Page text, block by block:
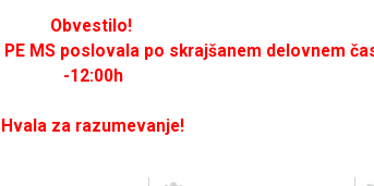
Obvestilo!
MS poslovala po skrajšanem delovnem
-12:00h
Hvala za razumevanje!